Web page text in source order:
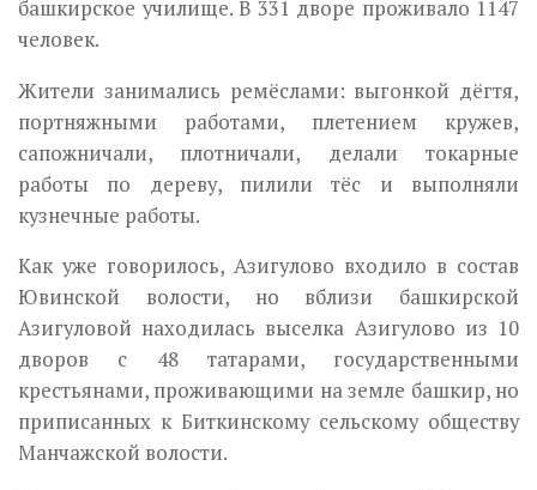
башкирское училище. В 331 дворе проживало 1147
человек.
Жители занимались ремёслами: выгонкой дёгтя,
портняжными работами, плетением кружев,
сапожничали, плотничали, делали токарные
работы по дереву, пилили тёс и выполняли
кузнечные работы.
Как уже говорилось, Азигулово входило в состав
Ювинской волости, но вблизи башкирской
Азигуловой находилась выселка Азигулово из 10
дворов с 48 татарами, государственными
крестьянами, проживающими на земле башкир, но
приписанных к Биткинскому сельскому обществу
Манчажской волости.